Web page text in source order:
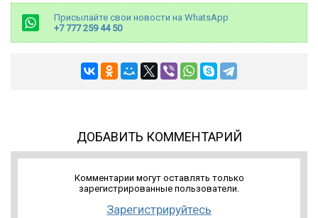
Присылайте свои новости на WhatsApp
+7 777 259 44 50
ДОБАВИТЬ КОММЕНТАРИЙ
Комментарии могут оставлять только
зарегистрированные пользователи.
Зарегистрируйтесь